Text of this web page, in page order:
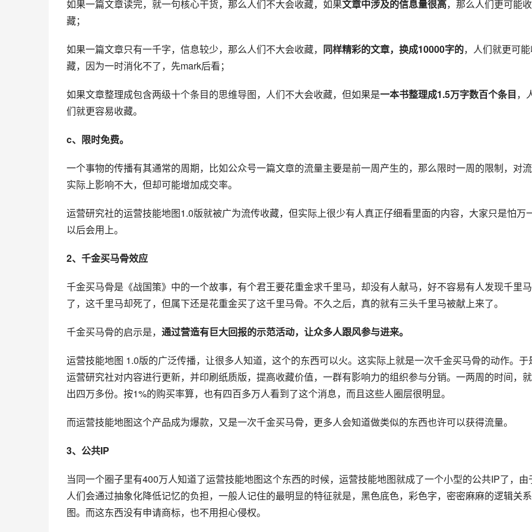
如果一篇文章读完，就一句核心干货，那么人们不大会收藏，如果文章中涉及的信息量很高，那么人们更可能收
藏；
如果一篇文章只有一千字，信息较少，那么人们不大会收藏， 同样精彩的文章，换成10000字的，人们就更可
藏，因为一时消化不了，先mark后看；
如果文章整理成包含两级十个条目的思维导图，人们不大会收藏，但如果是一本书整理成1.5万字数百个条目，
们就更容易收藏。
c、限时免费。
一个事物的传播有其通常的周期，比如公众号一篇文章的流量主要是前一周产生的，那么限时一周的限制，对
实际上影响不大，但却可能增加成交率。
运营研究社的运营技能地图1.0版就被广为流传收藏，但实际上很少有人真正仔细看里面的内容，大家只是怕万
以后会用上。
2、千金买马骨效应
千金买马骨是《战国策》中的一个故事，有个君王要花重金求千里马，却没有人献马，好不容易有人发现千里马
了，这千里马却死了，但属下还是花重金买了这千里马骨。不久之后，真的就有三头千里马被献上来了。
千金买马骨的启示是， 通过营造有巨大回报的示范活动，让众多人跟风参与进来。
运营技能地图 1.0版的广泛传播，让很多人知道，这个的东西可以火。这实际上就是一次千金买马骨的动作。于
运营研究社对内容进行更新，并印刷纸质版，提高收藏价值，一群有影响力的组织参与分销。一两周的时间，
出四万多份。按1%的购买率算，也有四百多万人看到了这个消息，而且这些人圈层很明显。
而运营技能地图这个产品成为爆款，又是一次千金买马骨，更多人会知道做类似的东西也许可以获得流量。
3、公共IP
当同一个圈子里有400万人知道了运营技能地图这个东西的时候，运营技能地图就成了一个小型的公共IP了，由
人们会通过抽象化降低记忆的负担，一般人记住的最明显的特征就是，黑色底色，彩色字，密密麻麻的逻辑关系
图。而这东西没有申请商标，也不用担心侵权。